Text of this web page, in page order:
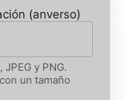
(anverso)
y PNG.
un tamaño